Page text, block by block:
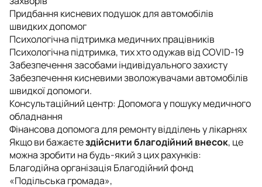
Придбання кисневих подушок для автомобілів
швидких допомог
Психологічна підтримка медичних працівників
Психологічна підтримка, тих хто одужав від COVID-19
Забезпечення засобами індивідуального захисту
Забезпечення кисневими зволожувачами автомобілів
швидкої допомоги.
Консультаційний центр: Допомога у пошуку медичного
обладнання
Фінансова допомога для ремонту відділень у лікарнях
Якщо ви бажаєтездійснити благодійний внесок, це
можна зробити на будь-який з цих рахунків:
Благодійна організація Благодійний фонд
«Подільська громада»,